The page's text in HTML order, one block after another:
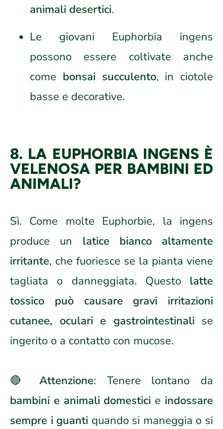
animali desertici.
Le giovani Euphorbia ingens
possono essere coltivate anche
come bonsai succulento, in ciotole
basse e decorative.
8. LA EUPHORBIA INGENS È
VELENOSA PER BAMBINI ED
ANIMALI?
Sì. Come molte Euphorbie, la ingens
produce un latice bianco altamente
irritante, che fuoriesce se la pianta viene
tagliata o danneggiata. Questo latte
tossico può causare gravi irritazioni
cutanee, oculari e gastrointestinali se
ingerito o a contatto con mucose.
🔴Attenzione: Tenere lontano da
bambini e animali domestici e indossare
sempre i guanti quando si maneggia o si